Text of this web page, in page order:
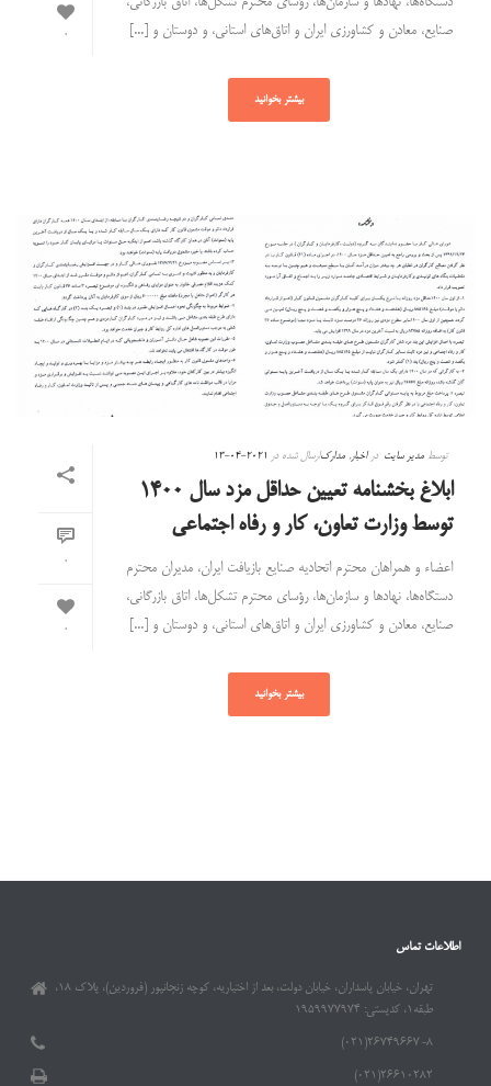
0
صنایع، معادن و کشاورزی ایران و اتاق‌های استانی، و دوستان و [...]
بیشتر بخوانید
0
0
توسط مدیر سایت دراخبار, مدارکارسال شده در 2021-04-13
ابلاغ بخشنامه تعیین حداقل مزد سال ۱۴۰۰
توسط وزارت تعاون، کار و رفاه اجتماعی
اعضاء و همراهان محترم اتحادیه صنایع بازیافت ایران، مدیران محترم
دستگاه‌ها، نهادها و سازمان‌ها، رؤسای محترم تشکل‌ها، اتاق بازرگانی،
صنایع، معادن و کشاورزی ایران و اتاق‌های استانی، و دوستان و [...]
بیشتر بخوانید
اطلاعات تماس
تهران، خیابان پاسداران، خیابان دولت، بعد از اختیاریه، کوچه زنجانپور (فروردین)، پلاک ۱۸،
طبقه۱، کدپستی: ۱۹۵۹۹۷۷۹۷۴
۲۶۷۴۹۶۶۷-۸(۰۲۱)
۲۶۶۱۰۲۸۲(۰۲۱)